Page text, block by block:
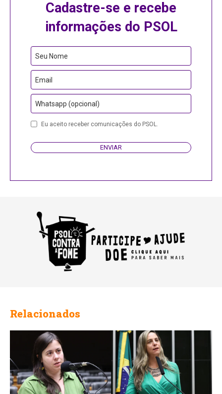
Cadastre-se e recebe
informações do PSOL
Seu Nome
Email
Whatsapp (opcional)
Eu aceito receber comunicações do PSOL.
ENVIAR
Relacionados